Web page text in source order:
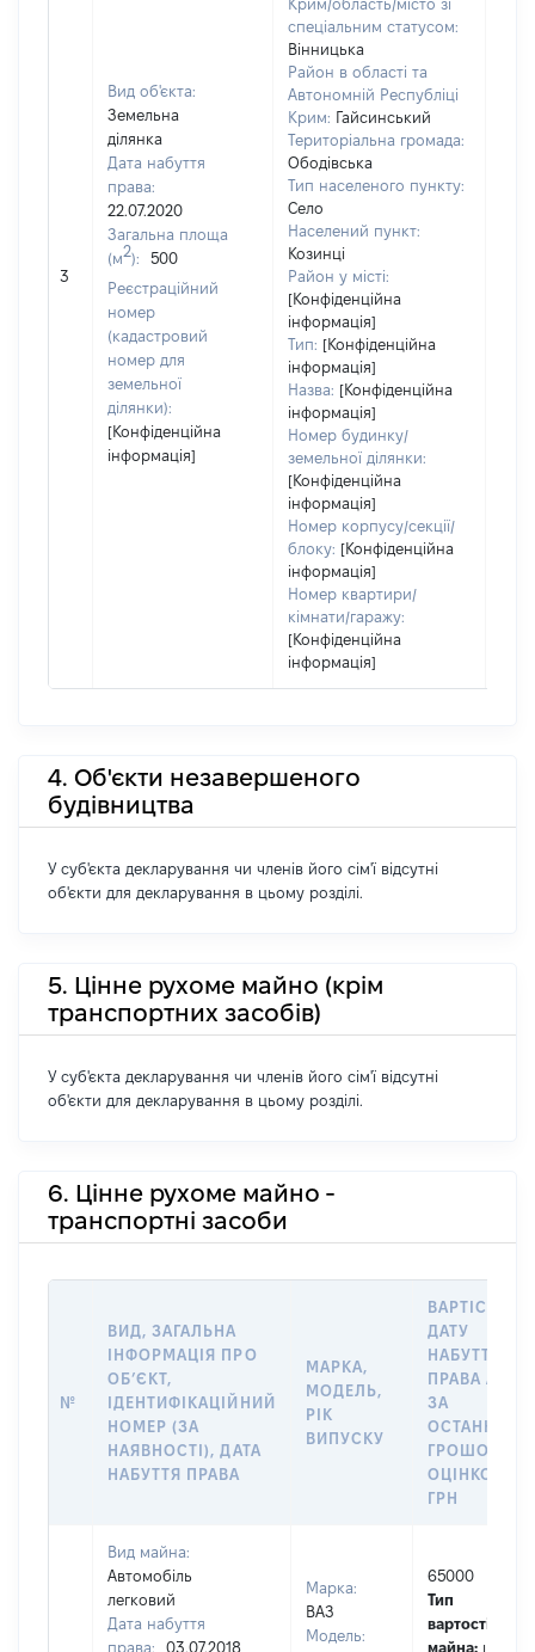
3
Вид об'єкта:
Земельна
ділянка
Дата набуття
права:
22.07.2020
Загальна площа
(м2):
500
Реєстраційний
номер
(кадастровий
номер для
земельної
ділянки):
[Конфіденційна
інформація]
Крим/область/місто зі
спеціальним статусом:
Вінницька
Район в області та
Автономній Республіці
Крим: Гайсинський
Територіальна громада:
Ободівська
Тип населеного пункту:
Село
Населений пункт:
Козинці
Район у місті:
[Конфіденційна
інформація]
Тип: [Конфіденційна
інформація]
Назва: [Конфіденційна
інформація]
Номер будинку/
земельної ділянки:
[Конфіденційна
інформація]
Номер корпусу/секції/
блоку: [Конфіденційна
інформація]
Номер квартири/
кімнати/гаражу:
[Конфіденційна
інформація]
4. Об'єкти незавершеного
будівництва
У суб'єкта декларування чи членів його сім'ї відсутні
об'єкти для декларування в цьому розділі.
5. Цінне рухоме майно (крім
транспортних засобів)
У суб'єкта декларування чи членів його сім'ї відсутні
об'єкти для декларування в цьому розділі.
6. Цінне рухоме майно -
транспортні засоби
№
ВИД, ЗАГАЛЬНА
ІНФОРМАЦІЯ ПРО
ОБʼЄКТ,
ІДЕНТИФІКАЦІЙНИЙ
НОМЕР (ЗА
НАЯВНОСТІ), ДАТА
НАБУТТЯ ПРАВА
МАРКА,
МОДЕЛЬ,
РІК
ВИПУСКУ
ВАРТІСТЬ НА
ДАТУ
НАБУТТЯ
ПРАВА АБО
ЗА
ГРОШОВОЮ
ОЦІНКОЮ,
ГРН
Вид майна:
Автомобіль
легковий
Дата набуття
права:
03.07.2018
Марка:
ВАЗ
Модель:
65000
Тип
вартості
майна: це